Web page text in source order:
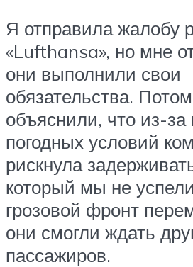
Я отправила жалобу
«Lufthansa», но мне
они выполнили свои
обязательства.
объяснили, что из-за
погодных условий
рискнула
который мы не
грозовой фронт
они смогли ждать
пассажиров.